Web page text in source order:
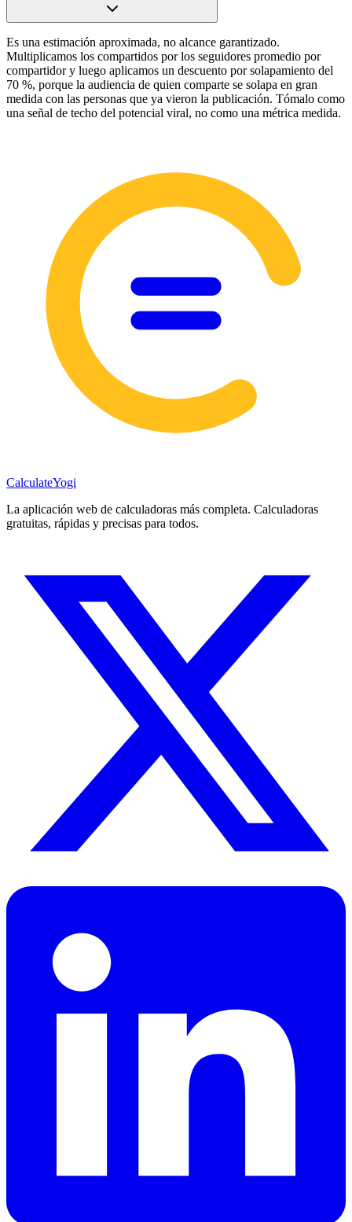
Es una estimación aproximada, no alcance garantizado.
Multiplicamos los compartidos por los seguidores promedio por
compartidor y luego aplicamos un descuento por solapamiento del
70 %, porque la audiencia de quien comparte se solapa en gran
medida con las personas que ya vieron la publicación. Tómalo como
una señal de techo del potencial viral, no como una métrica medida.
CalculateYogi
La aplicación web de calculadoras más completa. Calculadoras
gratuitas, rápidas y precisas para todos.